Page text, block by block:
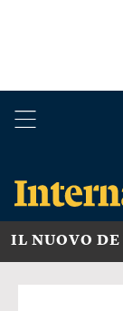
IL NUOVO DE